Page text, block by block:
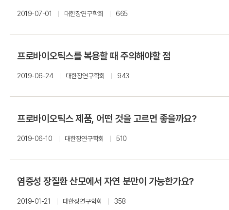
2019-07-01 대한장연구학회 665
프로바이오틱스를 복용할 때 주의해야할 점
2019-06-24 대한장연구학회 943
프로바이오틱스 제품, 어떤 것을 고르면 좋을까요?
2019-06-10 대한장연구학회 510
염증성 장질환 산모에서 자연 분만이 가능한가요?
2019-01-21 대한장연구학회 358